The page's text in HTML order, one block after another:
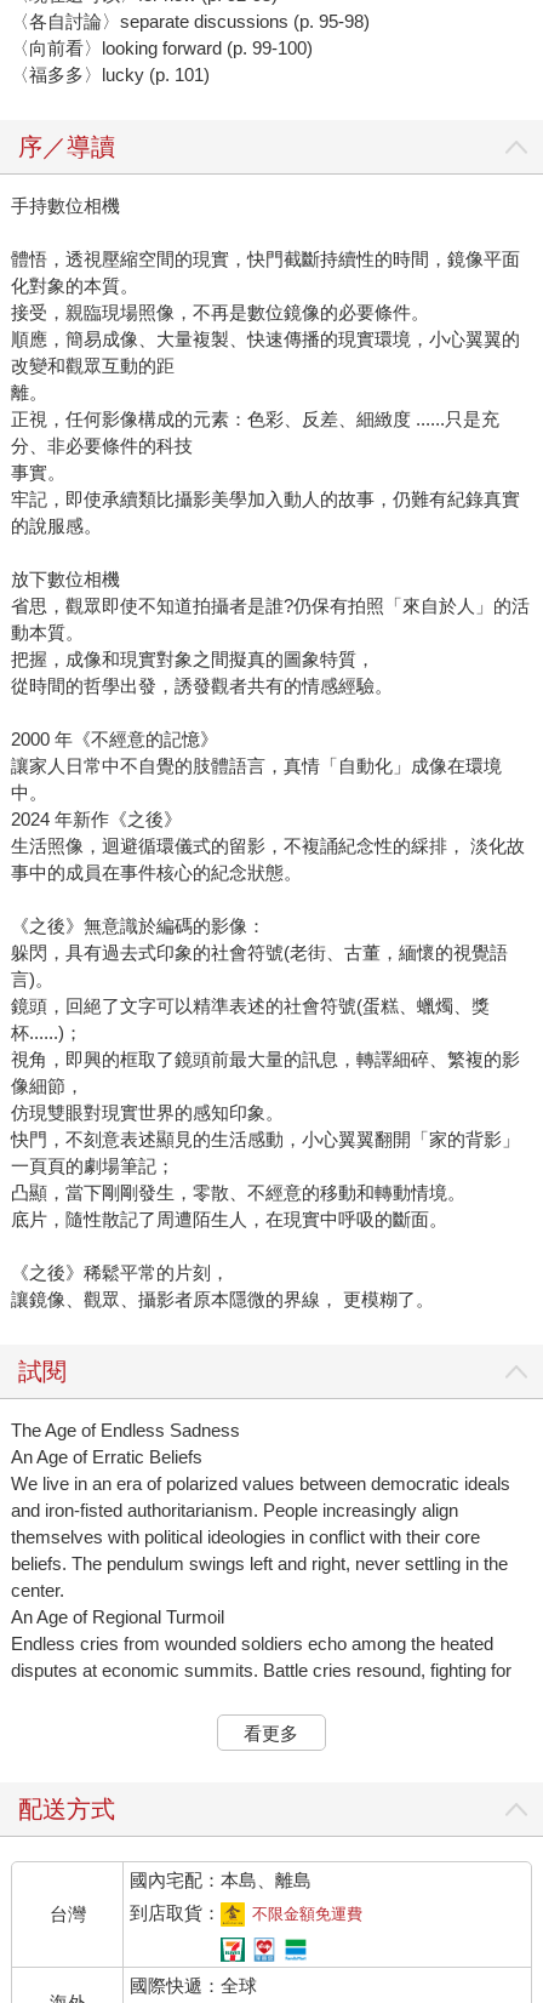
〈各自討論〉separate discussions (p. 95-98)
〈向前看〉looking forward (p. 99-100)
〈福多多〉lucky (p. 101)
序／導讀
手持數位相機
體悟，透視壓縮空間的現實，快門截斷持續性的時間，鏡像平面
化對象的本質。
接受，親臨現場照像，不再是數位鏡像的必要條件。
順應，簡易成像、大量複製、快速傳播的現實環境，小心翼翼的
改變和觀眾互動的距
離。
正視，任何影像構成的元素：色彩、反差、細緻度 ......只是充
分、非必要條件的科技
事實。
牢記，即使承續類比攝影美學加入動人的故事，仍難有紀錄真實
的說服感。
放下數位相機
省思，觀眾即使不知道拍攝者是誰?仍保有拍照「來自於人」的活
動本質。
把握，成像和現實對象之間擬真的圖象特質，
從時間的哲學出發，誘發觀者共有的情感經驗。
2000 年《不經意的記憶》
讓家人日常中不自覺的肢體語言，真情「自動化」成像在環境
中。
2024 年新作《之後》
生活照像，迴避循環儀式的留影，不複誦紀念性的綵排， 淡化故
事中的成員在事件核心的紀念狀態。
《之後》無意識於編碼的影像：
躲閃，具有過去式印象的社會符號(老街、古董，緬懷的視覺語
言)。
鏡頭，回絕了文字可以精準表述的社會符號(蛋糕、蠟燭、獎
杯......)；
視角，即興的框取了鏡頭前最大量的訊息，轉譯細碎、繁複的影
像細節，
仿現雙眼對現實世界的感知印象。
快門，不刻意表述顯見的生活感動，小心翼翼翻開「家的背影」
一頁頁的劇場筆記；
凸顯，當下剛剛發生，零散、不經意的移動和轉動情境。
底片，隨性散記了周遭陌生人，在現實中呼吸的斷面。
《之後》稀鬆平常的片刻，
讓鏡像、觀眾、攝影者原本隱微的界線， 更模糊了。
試閱
The Age of Endless Sadness
An Age of Erratic Beliefs
We live in an era of polarized values between democratic ideals
and iron-fisted authoritarianism. People increasingly align
themselves with political ideologies in conflict with their core
beliefs. The pendulum swings left and right, never settling in the
center.
An Age of Regional Turmoil
Endless cries from wounded soldiers echo among the heated
disputes at economic summits. Battle cries resound, fighting for
False information masquerades as truth, failing to conceal the
even more so for wealth itself.
Human goodness is gone. As the gap between social classes
increases, generational rifts and misunderstanding erupt within the
home.
An Age of Artificial Intelligence
An AI future is increasingly out of sync with human-centric values
and the purported microchip renaissance is not to be trusted.
看更多
配送方式
台灣
國內宅配：本島、離島
到店取貨：
不限金額免運費
國際快遞：全球